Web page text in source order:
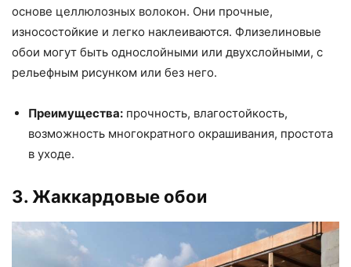
основе целлюлозных волокон. Они прочные,
износостойкие и легко наклеиваются. Флизелиновые
обои могут быть однослойными или двухслойными, с
рельефным рисунком или без него.
Преимущества: прочность, влагостойкость,
возможность многократного окрашивания, простота
в уходе.
3. Жаккардовые обои